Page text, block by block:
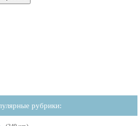
рубрики: